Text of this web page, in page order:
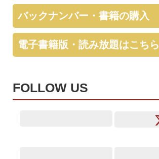
バックナンバー・書籍の購入
電子書籍版・読み放題はこちら
FOLLOW US